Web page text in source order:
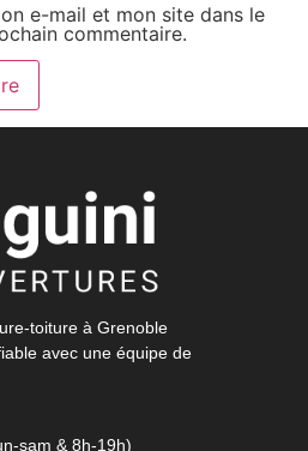
e-mail et mon site dans le
commentaire.
toiture à Grenoble
avec une équipe de
sam & 8h-19h)